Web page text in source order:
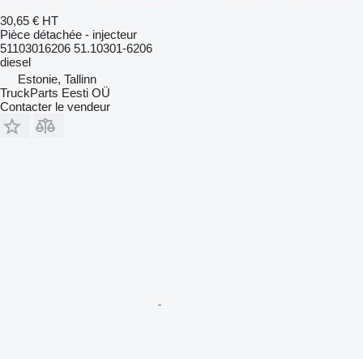
30,65 € HT
Pièce détachée - injecteur
51103016206 51.10301-6206
diesel
Estonie, Tallinn
TruckParts Eesti OÜ
Contacter le vendeur